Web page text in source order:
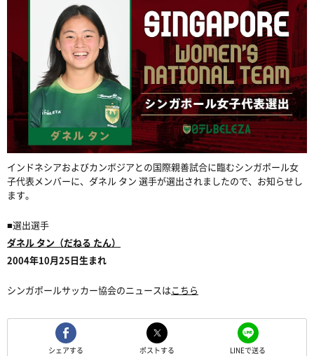
インドネシアおよびカンボジアとの国際親善試合に臨むシンガポール女
子代表メンバーに、ダネル タン 選手が選出されましたので、お知らせし
ます。
■選出選手
ダネル タン（だねる たん）
2004年10月25日生まれ
シンガポールサッカー協会のニュースはこちら
シェアする ポストする LINEで送る